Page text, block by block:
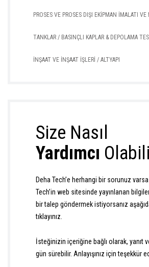
PROSES VE PROSES DIŞI EKİPMAN İMALATI VE
TANKLAR / BASINÇLI KAPLAR & DEPOLAMA
İNŞAAT VE İNŞAAT İŞLERİ / ALTYAPI
Size Nasıl
Yardımcı
Deha Tech’e herhangi bir sorunuz
Tech’in web sitesinde yayınlanan
bir talep göndermek istiyorsanız
tıklayınız.
İsteğinizin içeriğine bağlı olarak, yanıt
gün sürebilir. Anlayışınız için teşekkür